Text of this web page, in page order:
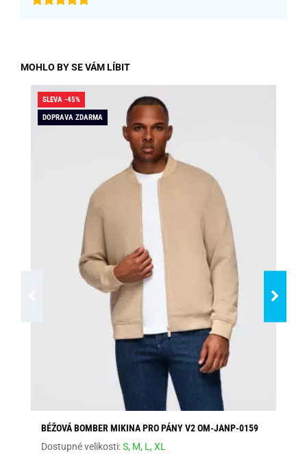
MOHLO BY SE VÁM LÍBIT
SLEVA -45%
DOPRAVA ZDARMA
BÉŽOVÁ BOMBER MIKINA PRO PÁNY V2 OM-JANP-0159
Dostupné velikosti:S, M, L,XL